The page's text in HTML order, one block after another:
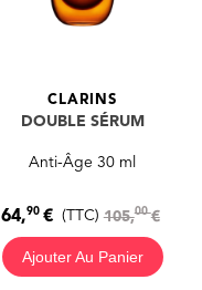
CLARINS
DOUBLE SÉRUM
Anti-Âge 30 ml
64,90 € (TTC) 105,00€
Ajouter Au Panier